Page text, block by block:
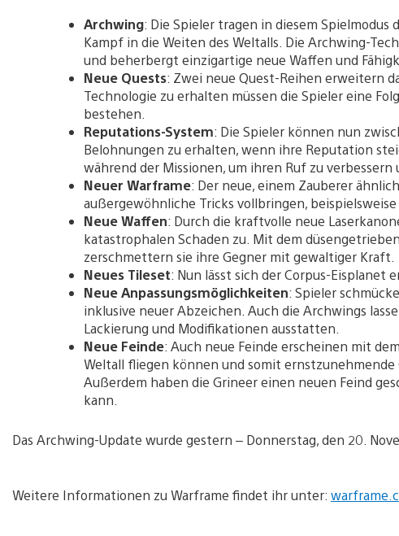
Archwing: Die Spieler tragen in diesem
Kampf in die Weiten des Weltalls. Die Archwing-
und beherbergt einzigartige neue Waffen und
Neue Quests: Zwei neue Quest-Reihen erweitern
Technologie zu erhalten müssen die Spieler eine
bestehen.
Reputations-System: Die Spieler können nun
Belohnungen zu erhalten, wenn ihre Reputation
während der Missionen, um ihren Ruf zu verbessern
Neuer Warframe: Der neue, einem Zauberer
außergewöhnliche Tricks vollbringen,
Neue Waffen: Durch die kraftvolle neue
katastrophalen Schaden zu. Mit dem
zerschmettern sie ihre Gegner mit gewaltiger Kraft.
Neues Tileset: Nun lässt sich der Corpus-Eisplanet
Neue Anpassungsmöglichkeiten: Spieler
inklusive neuer Abzeichen. Auch die Archwings
Lackierung und Modifikationen ausstatten.
Neue Feinde: Auch neue Feinde erscheinen mit
Weltall fliegen können und somit
Außerdem haben die Grineer einen neuen Feind
kann.
Das Archwing-Update wurde gestern – Donnerstag, den 20.
Weitere Informationen zu Warframe findet ihr unter: